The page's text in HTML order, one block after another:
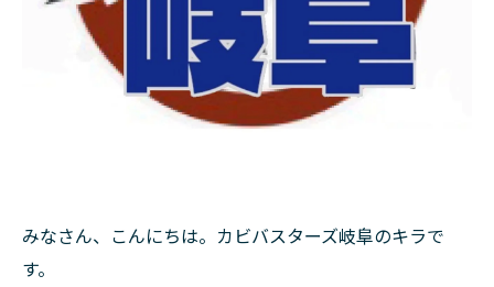
みなさん、こんにちは。カビバスターズ岐阜のキラで
す。